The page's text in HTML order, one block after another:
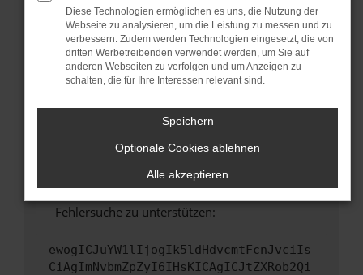
Betriebssystem auf dem neuesten Stand
sind.
Veraltete Software birgt nicht nur ein
Sicherheitsrisiko, sondern kann auch dazu
führen, dass bestimmte Funktionen nicht mehr
Wende dich an den Webseitenbetreiber.
Wenn du alle oben genannten Schritte versucht
hast, kontaktiere uns bitte. Wir werden
versuchen, das Problem zu beheben. Du kannst
uns diesen Text schicken, um uns bei der
Fehlersuche zu unterstützen:
ewogICJuYW1lIjogIk5ldHdvcmtFcnJvciIs
CiAgImNvbmZpZyI6IHsKICAgICJtZXRob2Qi
Diese Technologien ermöglichen es uns, die Nutzung der
Webseite zu analysieren, um die Leistung zu messen und zu
verbessern. Zudem werden Technologien eingesetzt, die von
dritten Werbetreibenden verwendet werden, um Sie auf
anderen Webseiten zu verfolgen und um Anzeigen zu
schalten, die für Ihre Interessen relevant sind.
Speichern
Optionale Cookies ablehnen
Alle akzeptieren